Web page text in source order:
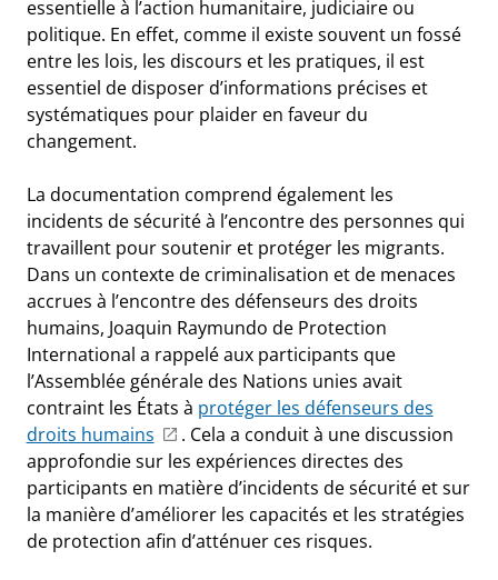
essentielle à l’action humanitaire, judiciaire ou
politique. En effet, comme il existe souvent un fossé
entre les lois, les discours et les pratiques, il est
essentiel de disposer d’informations précises et
systématiques pour plaider en faveur du
changement.
La documentation comprend également les
incidents de sécurité à l’encontre des personnes qui
travaillent pour soutenir et protéger les migrants.
Dans un contexte de criminalisation et de menaces
accrues à l’encontre des défenseurs des droits
humains, Joaquin Raymundo de Protection
International a rappelé aux participants que
l’Assemblée générale des Nations unies avait
contraint les États à protéger les défenseurs des
droits humains
. Cela a conduit à une discussion
approfondie sur les expériences directes des
participants en matière d’incidents de sécurité et sur
la manière d’améliorer les capacités et les stratégies
de protection afin d’atténuer ces risques.